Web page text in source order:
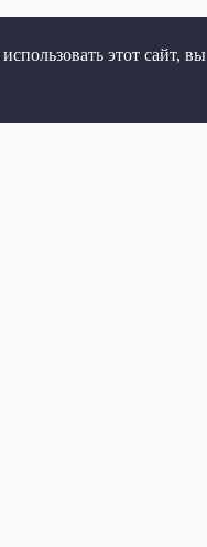
этот сайт, вы